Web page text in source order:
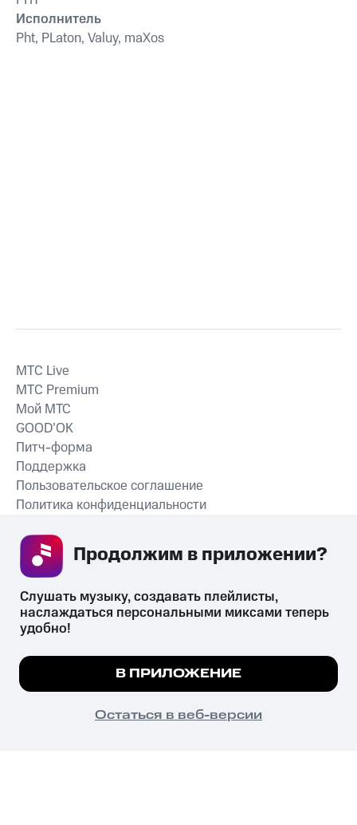
Исполнитель
Pht, PLaton, Valuy, maXos
СКАЧАТЬ ПРИЛОЖЕНИЕ
MTС Live
MTС Premium
Мой МТС
GOOD’OK
Питч-форма
Поддержка
Пользовательское соглашение
Политика конфиденциальности
психотропных веществ, их аналогов причиняет вред здоровью,
их незаконный оборот запрещён и влечёт установленную
законодательством ответственность.
© 2026 ООО «КИОН».
Все права защищены
Мы используем куки, чтобы на сайте все
Подробнее
ПОНЯТНО
Слушать музыку, создавать плейлисты,
наслаждаться персональными миксами теперь
удобно!
В ПРИЛОЖЕНИЕ
Остаться в веб-версии